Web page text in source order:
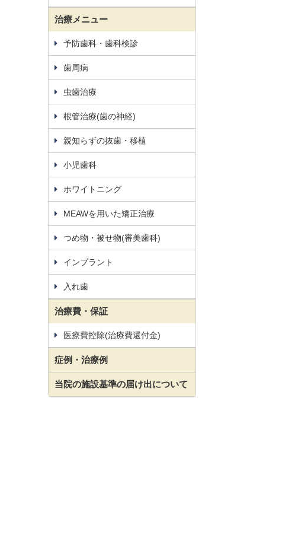
治療メニュー
予防歯科・歯科検診
歯周病
虫歯治療
根管治療(歯の神経)
親知らずの抜歯・移植
小児歯科
ホワイトニング
MEAWを用いた矯正治療
つめ物・被せ物(審美歯科)
インプラント
入れ歯
治療費・保証
医療費控除(治療費還付金)
症例・治療例
当院の施設基準の届け出について